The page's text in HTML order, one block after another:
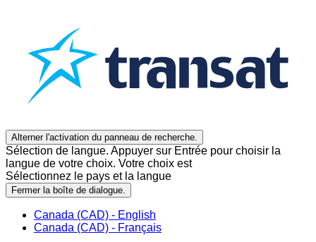
Alterner l'activation du panneau de recherche.
Sélection de langue. Appuyer sur Entrée pour choisir la
langue de votre choix. Votre choix est
Sélectionnez le pays et la langue
Fermer la boîte de dialogue.
Canada (CAD) - English
Canada (CAD) - Français